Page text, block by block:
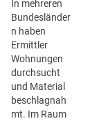
In mehreren
Bundesländer
n haben
Ermittler
Wohnungen
durchsucht
und Material
beschlagnah
mt. Im Raum